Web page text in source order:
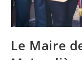
Le Maire